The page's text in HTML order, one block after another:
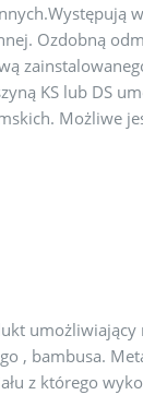
Ozdobną
KS lub DS
Możliwe
umożliwiający
, bambusa.
z którego